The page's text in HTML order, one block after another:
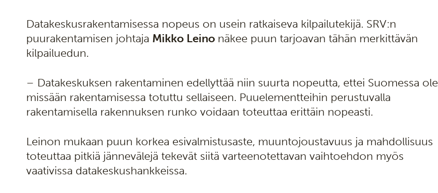
Datakeskusrakentamisessa nopeus on usein ratkaiseva kilpailutekijä. SRV:n
puurakentamisen johtaja Mikko Leino näkee puun tarjoavan tähän merkittävän
kilpailuedun.
– Datakeskuksen rakentaminen edellyttää niin suurta nopeutta, ettei Suomessa ole
missään rakentamisessa totuttu sellaiseen. Puuelementteihin perustuvalla
rakentamisella rakennuksen runko voidaan toteuttaa erittäin nopeasti.
Leinon mukaan puun korkea esivalmistusaste, muuntojoustavuus ja mahdollisuus
toteuttaa pitkiä jännevälejä tekevät siitä varteenotettavan vaihtoehdon myös
vaativissa datakeskushankkeissa.